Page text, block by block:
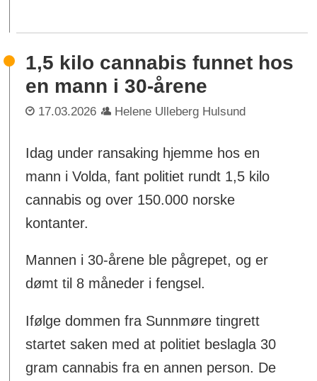
1,5 kilo cannabis funnet hos
en mann i 30-årene
17.03.2026 Helene Ulleberg Hulsund
Idag under ransaking hjemme hos en
mann i Volda, fant politiet rundt 1,5 kilo
cannabis og over 150.000 norske
kontanter.
Mannen i 30-årene ble pågrepet, og er
dømt til 8 måneder i fengsel.
Ifølge dommen fra Sunnmøre tingrett
startet saken med at politiet beslagla 30
gram cannabis fra en annen person. De